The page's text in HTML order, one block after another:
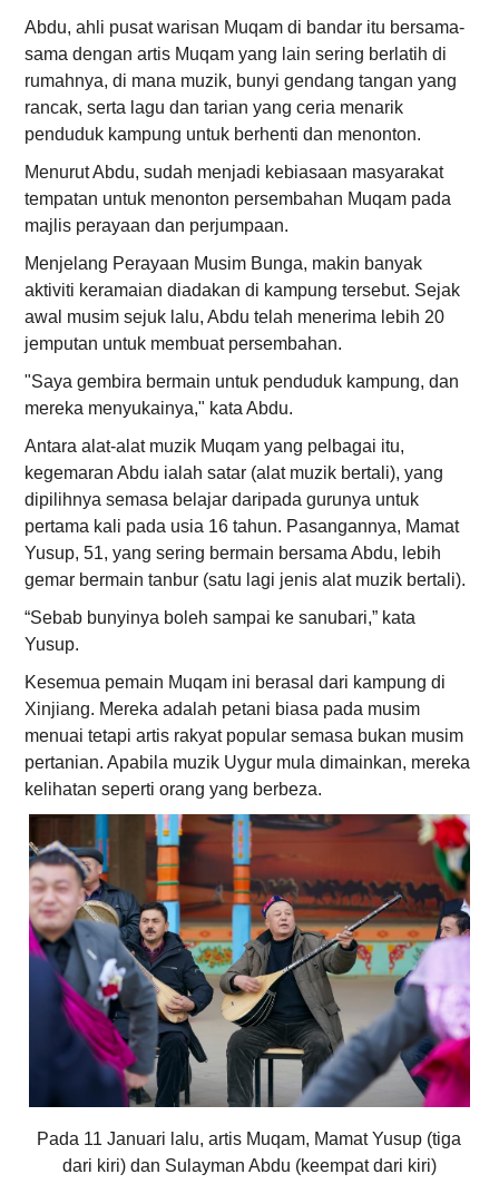
Abdu, ahli pusat warisan Muqam di bandar itu bersama-
sama dengan artis Muqam yang lain sering berlatih di
rumahnya, di mana muzik, bunyi gendang tangan yang
rancak, serta lagu dan tarian yang ceria menarik
penduduk kampung untuk berhenti dan menonton.
Menurut Abdu, sudah menjadi kebiasaan masyarakat
tempatan untuk menonton persembahan Muqam pada
majlis perayaan dan perjumpaan.
Menjelang Perayaan Musim Bunga, makin banyak
aktiviti keramaian diadakan di kampung tersebut. Sejak
awal musim sejuk lalu, Abdu telah menerima lebih 20
jemputan untuk membuat persembahan.
"Saya gembira bermain untuk penduduk kampung, dan
mereka menyukainya," kata Abdu.
Antara alat-alat muzik Muqam yang pelbagai itu,
kegemaran Abdu ialah satar (alat muzik bertali), yang
dipilihnya semasa belajar daripada gurunya untuk
pertama kali pada usia 16 tahun. Pasangannya, Mamat
Yusup, 51, yang sering bermain bersama Abdu, lebih
gemar bermain tanbur (satu lagi jenis alat muzik bertali).
“Sebab bunyinya boleh sampai ke sanubari,” kata
Yusup.
Kesemua pemain Muqam ini berasal dari kampung di
Xinjiang. Mereka adalah petani biasa pada musim
menuai tetapi artis rakyat popular semasa bukan musim
pertanian. Apabila muzik Uygur mula dimainkan, mereka
kelihatan seperti orang yang berbeza.
Pada 11 Januari lalu, artis Muqam, Mamat Yusup (tiga
dari kiri) dan Sulayman Abdu (keempat dari kiri)